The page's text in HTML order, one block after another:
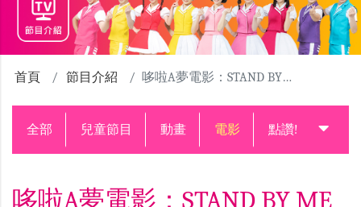
首頁 節目介紹 哆啦A夢電影：STAND BY ME 哆啦A夢
全部 兒童節目 動畫 電影 點讚!升級中
哆啦A夢電影：STAND BY ME